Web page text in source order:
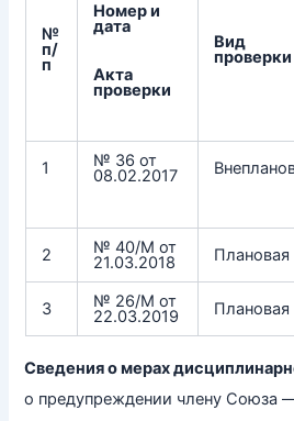
№
п/
п
Номер и
дата
Акта
проверки
Вид
проверки
1 № 36 от
08.02.2017
2 № 40/М от
21.03.2018 Плановая
3 № 26/М от
22.03.2019 Плановая
Сведения о мерах
о предупреждении члену Союза